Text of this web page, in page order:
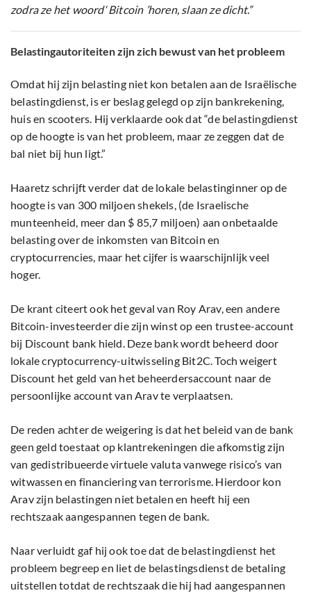
zodra ze het woord‘ Bitcoin ’horen, slaan ze dicht.”
Belastingautoriteiten zijn zich bewust van het probleem
Omdat hij zijn belasting niet kon betalen aan de Israëlische
belastingdienst, is er beslag gelegd op zijn bankrekening,
huis en scooters. Hij verklaarde ook dat “de belastingdienst
op de hoogte is van het probleem, maar ze zeggen dat de
bal niet bij hun ligt.”
Haaretz schrijft verder dat de lokale belastinginner op de
hoogte is van 300 miljoen shekels, (de Israelische
munteenheid, meer dan $ 85,7 miljoen) aan onbetaalde
belasting over de inkomsten van Bitcoin en
cryptocurrencies, maar het cijfer is waarschijnlijk veel
hoger.
De krant citeert ook het geval van Roy Arav, een andere
Bitcoin-investeerder die zijn winst op een trustee-account
bij Discount bank hield. Deze bank wordt beheerd door
lokale cryptocurrency-uitwisseling Bit2C. Toch weigert
Discount het geld van het beheerdersaccount naar de
persoonlijke account van Arav te verplaatsen.
De reden achter de weigering is dat het beleid van de bank
geen geld toestaat op klantrekeningen die afkomstig zijn
van gedistribueerde virtuele valuta vanwege risico’s van
witwassen en financiering van terrorisme. Hierdoor kon
Arav zijn belastingen niet betalen en heeft hij een
rechtszaak aangespannen tegen de bank.
Naar verluidt gaf hij ook toe dat de belastingdienst het
probleem begreep en liet de belastingsdienst de betaling
uitstellen totdat de rechtszaak die hij had aangespannen